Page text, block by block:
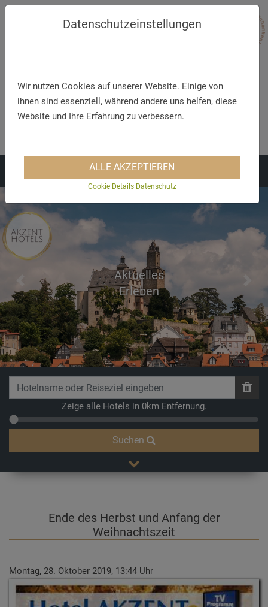
Telefon/WhatsApp
Aktuelles
Erleben
Previous Next
Zeige alle Hotels in 0km Entfernung.
Suchen
Ende des Herbst und Anfang der
Weihnachtszeit
Montag, 28. Oktober 2019, 13:44 Uhr
Datenschutzeinstellungen
Wir nutzen Cookies auf unserer Website. Einige von
ihnen sind essenziell, während andere uns helfen, diese
Website und Ihre Erfahrung zu verbessern.
ALLE AKZEPTIEREN
Cookie Details Datenschutz